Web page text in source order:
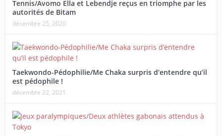
Tennis/Avomo Ella et Lebendje reçus en triomphe par les
autorités de Bitam
décembre 25, 2020
Taekwondo-Pédophilie/Me Chaka surpris d’entendre qu’il
est pédophile !
décembre 22, 2021